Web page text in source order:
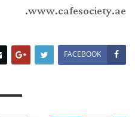
www.cafesociety.ae.
FACEBOOK